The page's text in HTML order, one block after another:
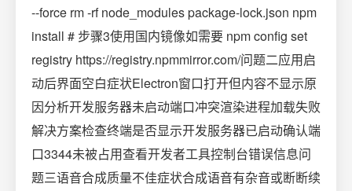
--force rm -rf node_modules package-lock.json npm
install # 步骤3使用国内镜像如需要 npm config set
registry https://registry.npmmirror.com/问题二应用启
动后界面空白症状Electron窗口打开但内容不显示原
因分析开发服务器未启动端口冲突渲染进程加载失败
解决方案检查终端是否显示开发服务器已启动确认端
口3344未被占用查看开发者工具控制台错误信息问
题三语音合成质量不佳症状合成语音有杂音或断断续